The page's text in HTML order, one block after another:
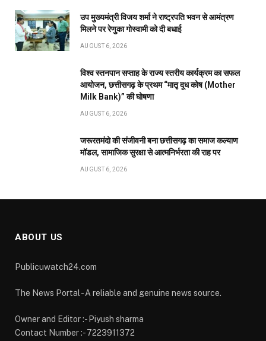
उप मुख्यमंत्री विजय शर्मा ने राष्ट्रपति भवन से आमंत्रण
मिलने पर रेणुका गोस्वामी को दी बधाई
AUGUST 6, 2026
विश्व स्तनपान सप्ताह के राज्य स्तरीय कार्यक्रम का सफल
आयोजन, छत्तीसगढ़ के प्रथम “मातृ दूध कोष (Mother
Milk Bank)” की घोषणा
AUGUST 6, 2026
जरूरतमंदो की संजीवनी बना छत्तीसगढ़ का समाज कल्याण
मॉडल, सामाजिक सुरक्षा से आत्मनिर्भरता की राह पर
AUGUST 6, 2026
ABOUT US
Publicuwatch24.com
The News Portal - A reliable and genuine news source.
Owner and Editor :- Piyush sharma
Contact Number :- 7223911372